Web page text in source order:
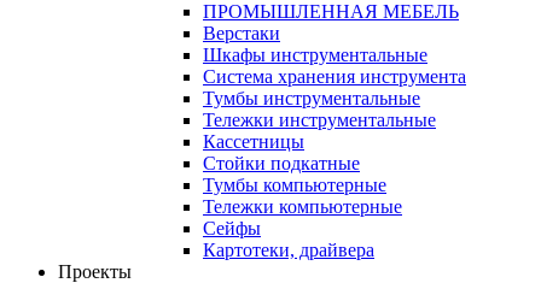
ПРОМЫШЛЕННАЯ МЕБЕЛЬ
Верстаки
Шкафы инструментальные
Система хранения инструмента
Тумбы инструментальные
Тележки инструментальные
Кассетницы
Стойки подкатные
Тумбы компьютерные
Тележки компьютерные
Сейфы
Картотеки, драйвера
Проекты